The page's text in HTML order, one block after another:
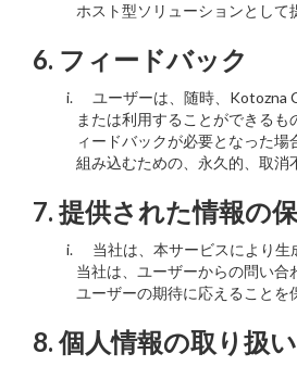
ホスト型ソリューションとして
6. フィードバック
ユーザーは、随時、Kotozna
または利用することができる
ィードバックが必要となった
組み込むための、永久的、取消
7. 提供された情報の
当社は、本サービスにより生
当社は、ユーザーからの問い
ユーザーの期待に応えることを
8. 個人情報の取り扱